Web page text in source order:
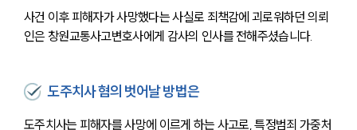
업무사례
사례분석/최신동향
법률정보
법률지식인
사건 이후 피해자가 사망했다는 사실로 죄책감에 괴로워하던 의뢰
인은 창원교통사고변호사에게 감사의 인사를 전해주셨습니다.
도주치사 혐의 벗어날 방법은
도주치사는 피해자를 사망에 이르게 하는 사고로, 특정범죄 가중처